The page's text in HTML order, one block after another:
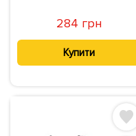
284 грн
Купити